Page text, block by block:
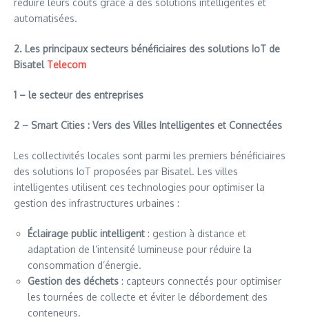
réduire leurs coûts grâce à des solutions intelligentes et
automatisées.
2. Les principaux secteurs bénéficiaires des solutions IoT de
Bisatel Telecom
1 – le secteur des entreprises
2 – Smart Cities : Vers des Villes Intelligentes et Connectées
Les collectivités locales sont parmi les premiers bénéficiaires
des solutions IoT proposées par Bisatel. Les villes
intelligentes utilisent ces technologies pour optimiser la
gestion des infrastructures urbaines :
Éclairage public intelligent : gestion à distance et
adaptation de l’intensité lumineuse pour réduire la
consommation d’énergie.
Gestion des déchets : capteurs connectés pour optimiser
les tournées de collecte et éviter le débordement des
conteneurs.